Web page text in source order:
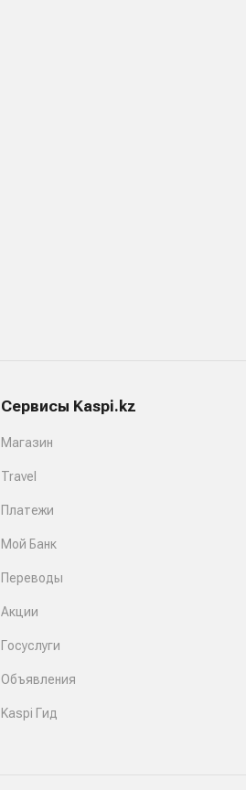
Сервисы Kaspi.kz
Магазин
Travel
Платежи
Мой Банк
Переводы
Акции
Госуслуги
Объявления
Kaspi Гид